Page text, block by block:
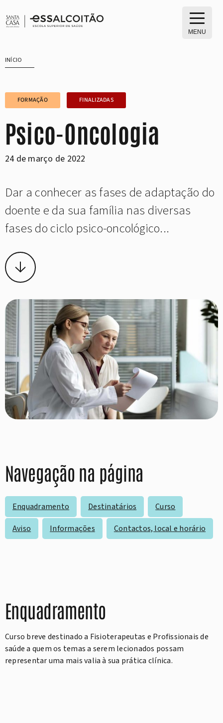
para
MENU
INÍCIO
FORMAÇÃO FINALIZADAS
Psico-Oncologia
24 de março de 2022
Dar a conhecer as fases de adaptação do
doente e da sua família nas diversas
fases do ciclo psico-oncológico...
Navegação na página
Enquadramento Destinatários
Curso
Aviso
Informações Contactos, local e horário
Enquadramento
Curso breve destinado a Fisioterapeutas e Profissionais de
saúde a quem os temas a serem lecionados possam
representar uma mais valia à sua prática clínica.